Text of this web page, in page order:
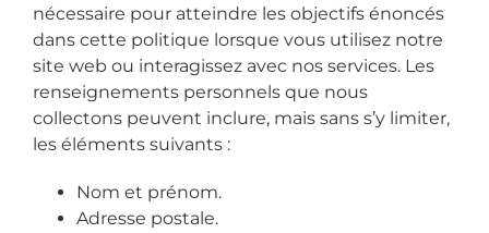
nécessaire pour atteindre les objectifs énoncés
dans cette politique lorsque vous utilisez notre
site web ou interagissez avec nos services. Les
renseignements personnels que nous
collectons peuvent inclure, mais sans s’y limiter,
les éléments suivants :
Nom et prénom.
Adresse postale.